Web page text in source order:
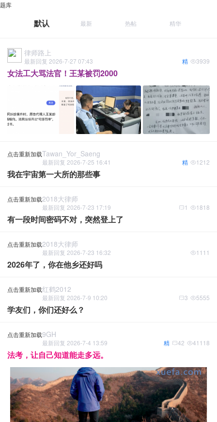
题库
默认 最新 热帖 精华
律师路上
最新回复 2026-7-27 07:43 3939
精
女法工大骂法官！王某被罚2000
点击重新加载Tawan_Yor_Saeng
最新回复 2026-7-25 16:41 1212
精
我在宇宙第一大所的那些事
点击重新加载2018大律师
最新回复 2026-7-23 17:19 1818
1
有一段时间密码不对，突然登上了
点击重新加载2018大律师
最新回复 2026-7-23 16:32 1111
2026年了，你在他乡还好吗
点击重新加载红鹤2012
最新回复 2026-7-9 10:20 5555
3
学友们，你们还好么？
点击重新加载9GH
最新回复 2026-7-4 13:59 41118
42
精
法考，让自己知道能走多远。